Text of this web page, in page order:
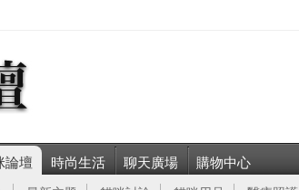
論壇 時尚生活 聊天廣場 購物中心